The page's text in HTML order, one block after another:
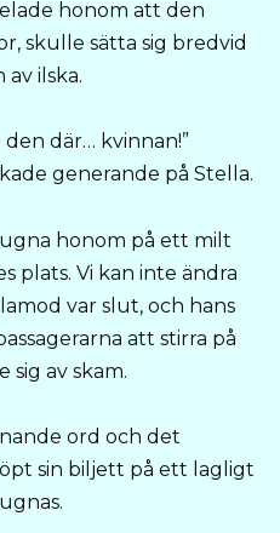
honom att den
skulle sätta sig bredvid
ilska.
där… kvinnan!”
generande på Stella.
honom på ett milt
plats. Vi kan inte ändra
var slut, och hans
att stirra på
sig av skam.
ord och det
sin biljett på ett lagligt